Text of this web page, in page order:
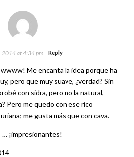
2014 at 4:34 pm Reply
Me encanta la idea porque ha
pero que muy suave, ¿verdad? Sin
con sidra, pero no la natural,
Pero me quedo con ese rico
me gusta más que con cava.
… ¡impresionantes!